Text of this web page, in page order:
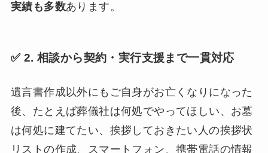
実績も多数あります。
✅ 2. 相談から契約・実行支援まで一貫対応
遺言書作成以外にもご自身がお亡くなりになった
後、たとえば葬儀社は何処でやってほしい、お墓
は何処に建てたい、挨拶しておきたい人の挨拶状
リストの作成、スマートフォン、携帯電話の情報